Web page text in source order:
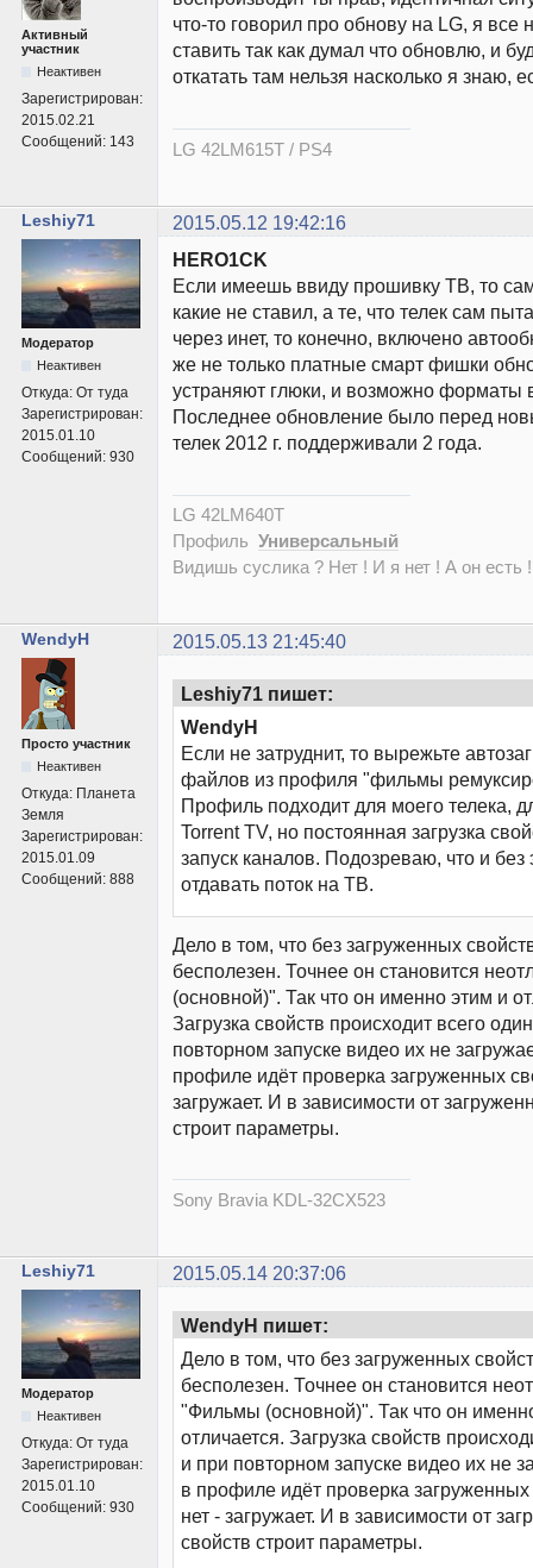
Активный
участник
Неактивен
Зарегистрирован:
2015.02.21
Сообщений: 143
что-то говорил про обнову на LG, я все
ставить так как думал что обновлю, и
откатать там нельзя насколько я знаю,
LG 42LM615T / PS4
Leshiy71 2015.05.12 19:42:16
Модератор
Неактивен
Откуда: От туда
Зарегистрирован:
2015.01.10
Сообщений: 930
HERO1CK
Если имеешь ввиду прошивку ТВ, то
какие не ставил, а те, что телек сам
через инет, то конечно, включено
же не только платные смарт фишки
устраняют глюки, и возможно форматы
Последнее обновление было перед
телек 2012 г. поддерживали 2 года.
LG 42LM640T
Профиль Универсальный
Видишь суслика ? Нет ! И я нет ! А он есть
WendyH 2015.05.13 21:45:40
Просто участник
Неактивен
Откуда: Планета
Земля
Зарегистрирован:
2015.01.09
Сообщений: 888
Leshiy71 пишет:
WendyH
Если не затруднит, то вырежьте
файлов из профиля "фильмы
Профиль подходит для моего телека,
Torrent TV, но постоянная загрузка
запуск каналов. Подозреваю, что и без
отдавать поток на ТВ.
Дело в том, что без загруженных
бесполезен. Точнее он становится
(основной)". Так что он именно этим и
Загрузка свойств происходит всего
повторном запуске видео их не
профиле идёт проверка загруженных
загружает. И в зависимости от
строит параметры.
Sony Bravia KDL-32CX523
Leshiy71 2015.05.14 20:37:06
Модератор
Неактивен
Откуда: От туда
Зарегистрирован:
2015.01.10
Сообщений: 930
WendyH пишет:
Дело в том, что без загруженных
бесполезен. Точнее он становится
"Фильмы (основной)". Так что он
отличается. Загрузка свойств
и при повторном запуске видео их не
в профиле идёт проверка загруженных
нет - загружает. И в зависимости от
свойств строит параметры.